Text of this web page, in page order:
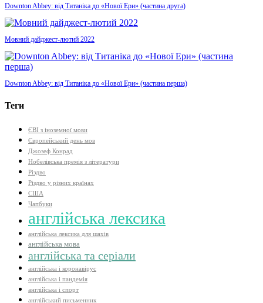
Downton Abbey: від Титаніка до «Нової Ери» (частина друга)
Мовний дайджест-лютий 2022
Downton Abbey: від Титаніка до «Нової Ери» (частина перша)
Теги
ЄВІ з іноземної мови
Європейський день мов
Джозеф Конрад
Нобелівська премія з літератури
Різдво
Різдво у різних країнах
США
Чапбуки
англійська лексика
англійська лексика для шахів
англійська мова
англійська та серіали
англійська і коронавірус
англійська і пандемія
англійська і спорт
англійський письменник